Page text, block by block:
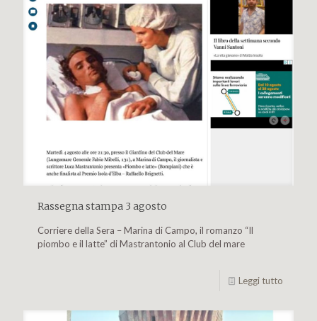
Rassegna stampa 3 agosto
Corriere della Sera – Marina di Campo, il romanzo “Il
piombo e il latte” di Mastrantonio al Club del mare
Leggi tutto